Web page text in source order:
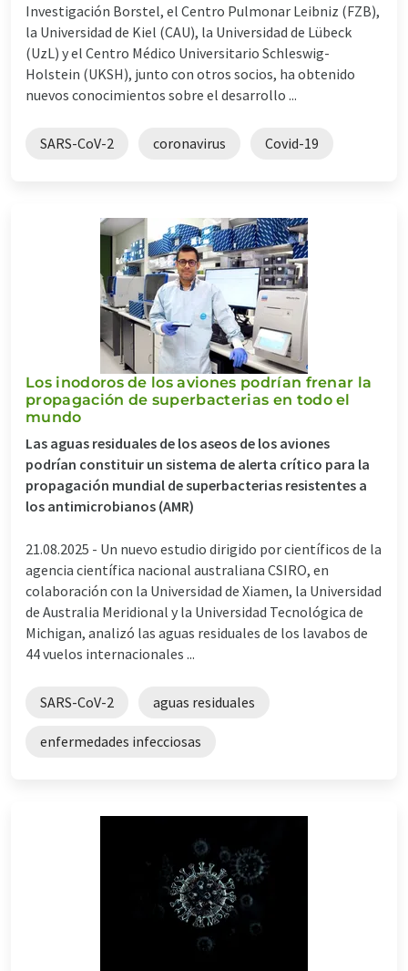
Investigación Borstel, el Centro Pulmonar Leibniz (FZB),
la Universidad de Kiel (CAU), la Universidad de Lübeck
(UzL) y el Centro Médico Universitario Schleswig-
Holstein (UKSH), junto con otros socios, ha obtenido
nuevos conocimientos sobre el desarrollo ...
SARS-CoV-2 coronavirus Covid-19
Los inodoros de los aviones podrían frenar la
propagación de superbacterias en todo el
mundo
Las aguas residuales de los aseos de los aviones
podrían constituir un sistema de alerta crítico para la
propagación mundial de superbacterias resistentes a
los antimicrobianos (AMR)
21.08.2025 - Un nuevo estudio dirigido por científicos de la
agencia científica nacional australiana CSIRO, en
colaboración con la Universidad de Xiamen, la Universidad
de Australia Meridional y la Universidad Tecnológica de
Michigan, analizó las aguas residuales de los lavabos de
44 vuelos internacionales ...
SARS-CoV-2 aguas residuales
enfermedades infecciosas